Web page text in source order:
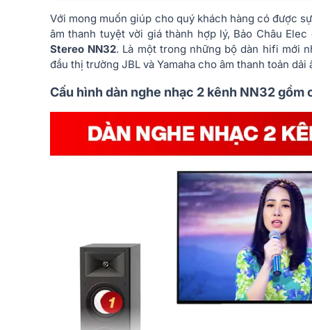
Với mong muốn giúp cho quý khách hàng có được
âm thanh tuyệt vời giá thành hợp lý, Bảo Châu
Stereo NN32. Là một trong những bộ dàn hifi mới
đầu thị trường JBL và Yamaha cho âm thanh toản
Cấu hình dàn nghe nhạc 2 kênh NN32 gồm